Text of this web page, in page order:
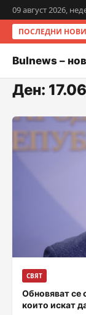
09 август 2026,
ПОСЛЕДНИ
Bulnews –
Ден:
СВЯТ
Обновяват се
които искат